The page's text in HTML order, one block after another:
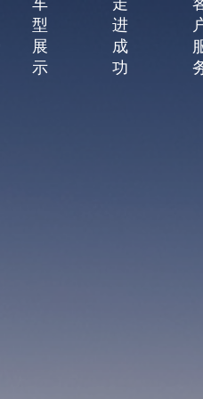
车
型
展
示
走
进
成
功